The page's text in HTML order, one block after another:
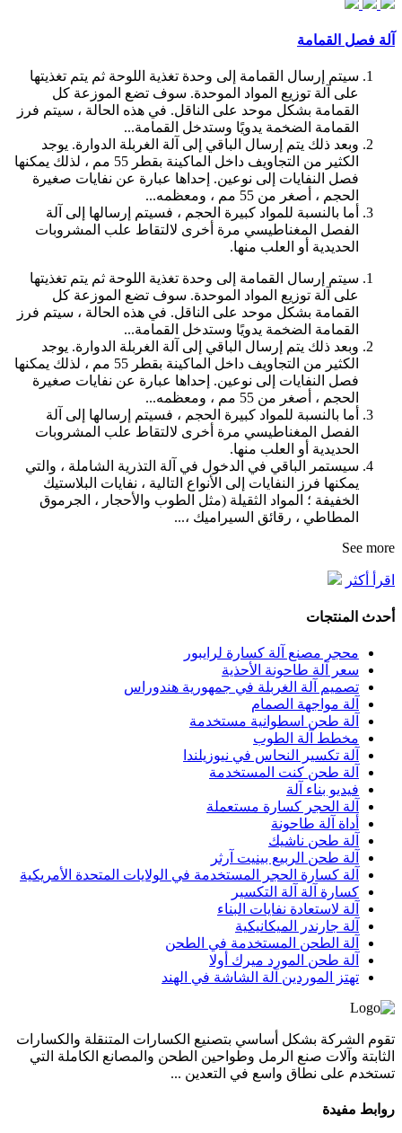
آلة فصل القمامة
سيتم إرسال القمامة إلى وحدة تغذية اللوحة ثم يتم تغذيتها
على آلة توزيع المواد الموحدة. سوف تضع الموزعة كل
القمامة بشكل موحد على الناقل. في هذه الحالة ، سيتم فرز
القمامة الضخمة يدويًا وستدخل القمامة...
وبعد ذلك يتم إرسال الباقي إلى آلة الغربلة الدوارة. يوجد
الكثير من التجاويف داخل الماكينة بقطر 55 مم ، لذلك يمكنها
فصل النفايات إلى نوعين. إحداها عبارة عن نفايات صغيرة
الحجم ، أصغر من 55 مم ، ومعظمه...
أما بالنسبة للمواد كبيرة الحجم ، فسيتم إرسالها إلى آلة
الفصل المغناطيسي مرة أخرى لالتقاط علب المشروبات
الحديدية أو العلب منها.
سيتم إرسال القمامة إلى وحدة تغذية اللوحة ثم يتم تغذيتها
على آلة توزيع المواد الموحدة. سوف تضع الموزعة كل
القمامة بشكل موحد على الناقل. في هذه الحالة ، سيتم فرز
القمامة الضخمة يدويًا وستدخل القمامة...
وبعد ذلك يتم إرسال الباقي إلى آلة الغربلة الدوارة. يوجد
الكثير من التجاويف داخل الماكينة بقطر 55 مم ، لذلك يمكنها
فصل النفايات إلى نوعين. إحداها عبارة عن نفايات صغيرة
الحجم ، أصغر من 55 مم ، ومعظمه...
أما بالنسبة للمواد كبيرة الحجم ، فسيتم إرسالها إلى آلة
الفصل المغناطيسي مرة أخرى لالتقاط علب المشروبات
الحديدية أو العلب منها.
سيستمر الباقي في الدخول في آلة التذرية الشاملة ، والتي
يمكنها فرز النفايات إلى الأنواع التالية ، نفايات البلاستيك
الخفيفة ؛ المواد الثقيلة (مثل الطوب والأحجار ، الجرموق
المطاطي ، رقائق السيراميك ،...
See more
اقرأ أكثر
أحدث المنتجات
محجر مصنع آلة كسارة لرايبور
سعر آلة طاحونة الأحذية
تصميم آلة الغربلة في جمهورية هندوراس
آلة مواجهة الصمام
آلة طحن اسطوانية مستخدمة
مخطط آلة الطوب
آلة تكسير النحاس في نيوزيلندا
آلة طحن كنت المستخدمة
فيديو بناء آلة
آلة الحجر كسارة مستعملة
أداة آلة طاحونة
آلة طحن ناشيك
آلة طحن الربيع بينيت آرثر
آلة كسارة الحجر المستخدمة في الولايات المتحدة الأمريكية
كسارة آلة آلة التكسير
آلة لاستعادة نفايات البناء
آلة جارندر الميكانيكية
آلة الطحن المستخدمة في الطحن
آلة طحن المورد ميرك أولا
تهتز الموردين آلة الشاشة في الهند
تقوم الشركة بشكل أساسي بتصنيع الكسارات المتنقلة والكسارات
الثابتة وآلات صنع الرمل وطواحين الطحن والمصانع الكاملة التي
تستخدم على نطاق واسع في التعدين ...
روابط مفيدة